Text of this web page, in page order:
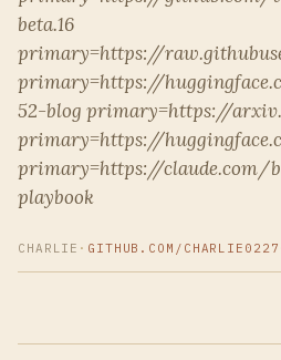
beta.16
primary=https://
primary=https://
52-blog primary=https://
primary=https://
primary=https://claude.com/
playbook
CHARLIE · GITHUB.COM/CHARLIE0227